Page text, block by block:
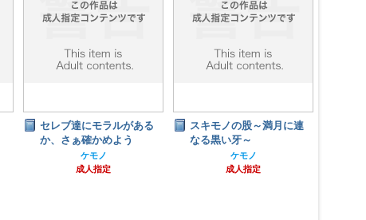
セレブ達にモラルがある
か、さぁ確かめよう
ケモノ
成人指定
スキモノの股～満月に連
なる黒い牙～
ケモノ
成人指定